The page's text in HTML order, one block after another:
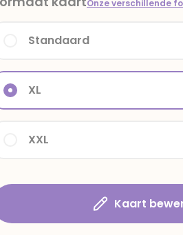
Onze verschillende
XXL
XL
Standaard
Kaart